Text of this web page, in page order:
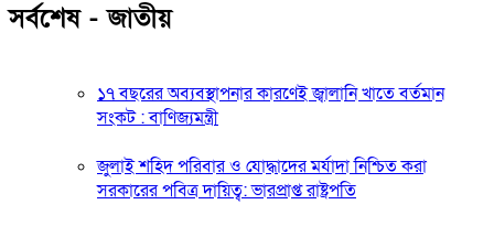
সর্বশেষ - জাতীয়
১৭ বছরের অব্যবস্থাপনার কারণেই জ্বালানি খাতে বর্তমান
সংকট : বাণিজ্যমন্ত্রী
জুলাই শহিদ পরিবার ও যোদ্ধাদের মর্যাদা নিশ্চিত করা
সরকারের পবিত্র দায়িত্ব: ভারপ্রাপ্ত রাষ্ট্রপতি